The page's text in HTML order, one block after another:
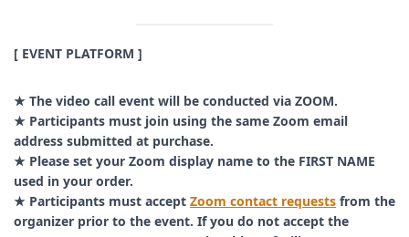
[ EVENT PLATFORM ]
★ The video call event will be conducted via ZOOM.
★ Participants must join using the same Zoom email
address submitted at purchase.
★ Please set your Zoom display name to the FIRST NAME
used in your order.
★ Participants must accept Zoom contact requests from the
organizer prior to the event. If you do not accept the